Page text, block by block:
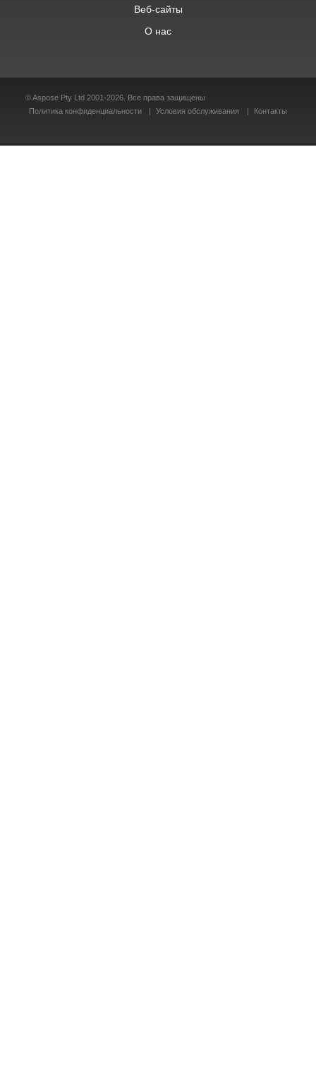
Веб-сайты
О нас
© Aspose Pty Ltd 2001-2026. Все права защищены
Политика конфиденциальности
Условия обслуживания Контакты